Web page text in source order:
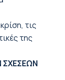
τις
της
ΣΧΕΣΕΩΝ